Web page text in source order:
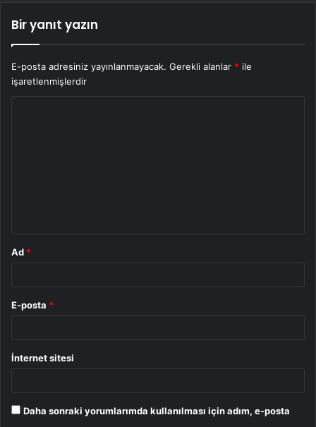
Bir yanıt yazın
E-posta adresiniz yayınlanmayacak. Gerekli alanlar * ile
işaretlenmişlerdir
Ad *
E-posta *
İnternet sitesi
Daha sonraki yorumlarımda kullanılması için adım, e-posta